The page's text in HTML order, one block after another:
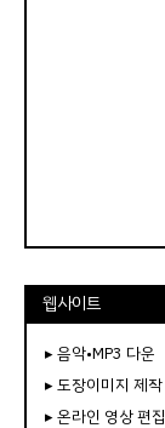
웹사이트
▸ 음악•MP3 다운
▸ 도장이미지 제작
▸ 온라인 영상 편